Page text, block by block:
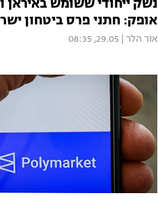
נשק ייחודי ששומש באיראן
אופק: חתני פרס ביטחון
אור הלר 29.05, 08:35